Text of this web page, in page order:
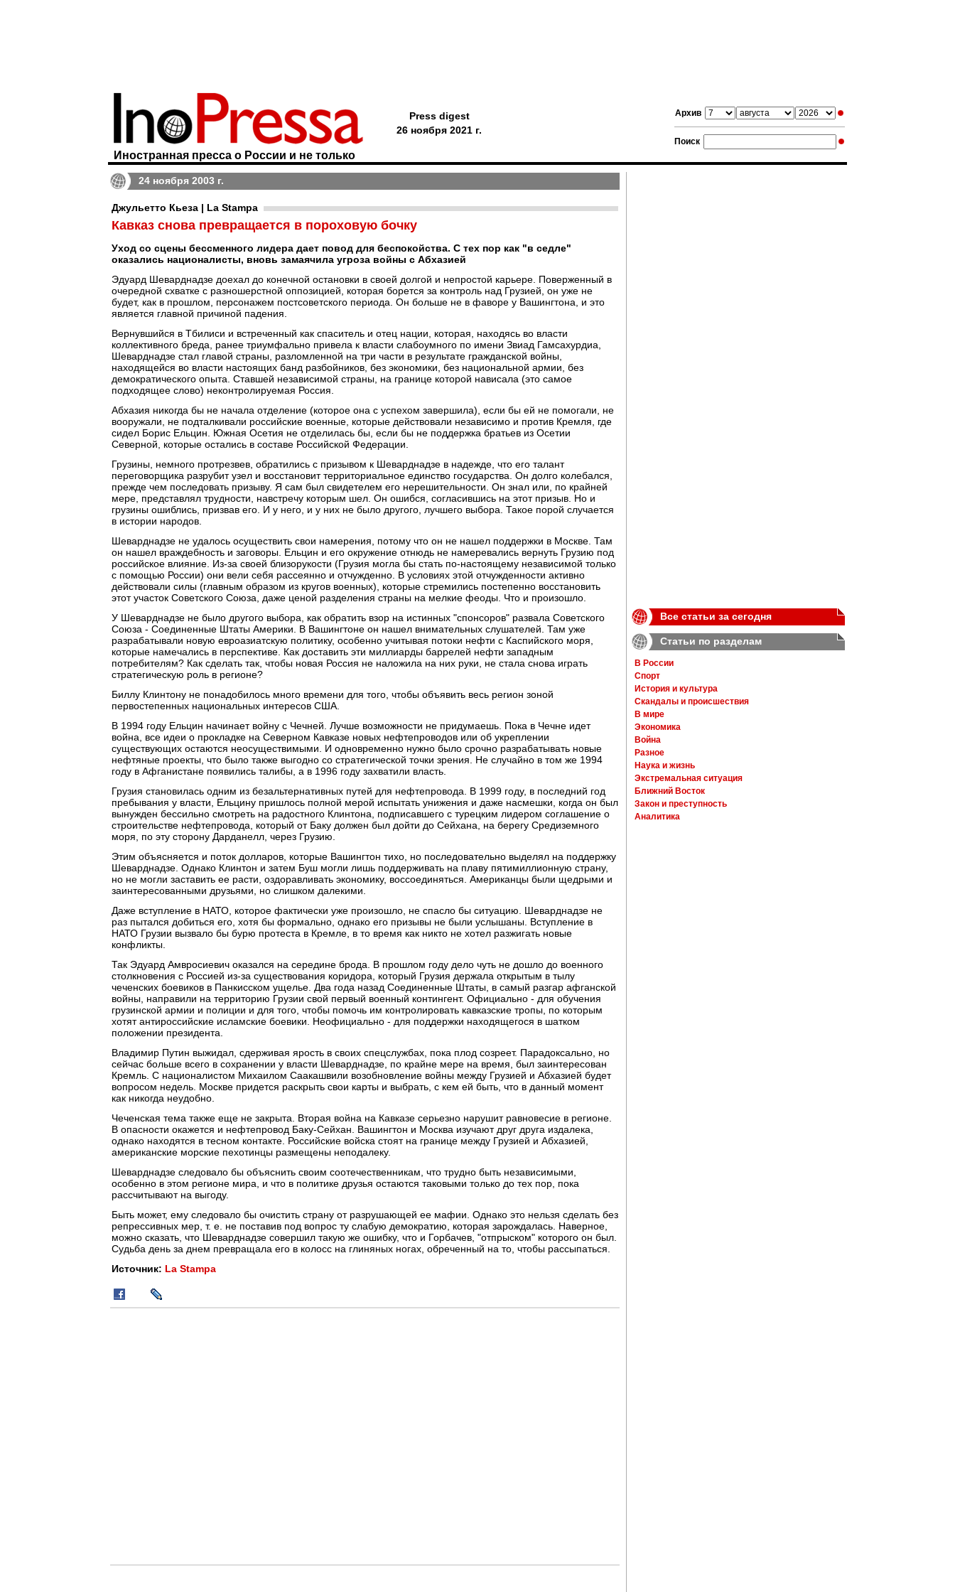
Архив
Поиск
Иностранная пресса о России и не только
Press digest
26 ноября 2021 г.
24 ноября 2003 г.
Джульетто Кьеза | La Stampa
Кавказ снова превращается в пороховую бочку
Уход со сцены бессменного лидера дает повод для беспокойства. С тех пор как "в седле"
оказались националисты, вновь замаячила угроза войны с Абхазией
Эдуард Шеварднадзе доехал до конечной остановки в своей долгой и непростой карьере. Поверженный в
очередной схватке с разношерстной оппозицией, которая борется за контроль над Грузией, он уже не
будет, как в прошлом, персонажем постсоветского периода. Он больше не в фаворе у Вашингтона, и это
является главной причиной падения.
Вернувшийся в Тбилиси и встреченный как спаситель и отец нации, которая, находясь во власти
коллективного бреда, ранее триумфально привела к власти слабоумного по имени Звиад Гамсахурдиа,
Шеварднадзе стал главой страны, разломленной на три части в результате гражданской войны,
находящейся во власти настоящих банд разбойников, без экономики, без национальной армии, без
демократического опыта. Ставшей независимой страны, на границе которой нависала (это самое
подходящее слово) неконтролируемая Россия.
Абхазия никогда бы не начала отделение (которое она с успехом завершила), если бы ей не помогали, не
вооружали, не подталкивали российские военные, которые действовали независимо и против Кремля, где
сидел Борис Ельцин. Южная Осетия не отделилась бы, если бы не поддержка братьев из Осетии
Северной, которые остались в составе Российской Федерации.
Грузины, немного протрезвев, обратились с призывом к Шеварднадзе в надежде, что его талант
переговорщика разрубит узел и восстановит территориальное единство государства. Он долго колебался,
прежде чем последовать призыву. Я сам был свидетелем его нерешительности. Он знал или, по крайней
мере, представлял трудности, навстречу которым шел. Он ошибся, согласившись на этот призыв. Но и
грузины ошиблись, призвав его. И у него, и у них не было другого, лучшего выбора. Такое порой случается
в истории народов.
Шеварднадзе не удалось осуществить свои намерения, потому что он не нашел поддержки в Москве. Там
он нашел враждебность и заговоры. Ельцин и его окружение отнюдь не намеревались вернуть Грузию под
российское влияние. Из-за своей близорукости (Грузия могла бы стать по-настоящему независимой только
с помощью России) они вели себя рассеянно и отчужденно. В условиях этой отчужденности активно
действовали силы (главным образом из кругов военных), которые стремились постепенно восстановить
этот участок Советского Союза, даже ценой разделения страны на мелкие феоды. Что и произошло.
У Шеварднадзе не было другого выбора, как обратить взор на истинных "спонсоров" развала Советского
Союза - Соединенные Штаты Америки. В Вашингтоне он нашел внимательных слушателей. Там уже
разрабатывали новую евроазиатскую политику, особенно учитывая потоки нефти с Каспийского моря,
которые намечались в перспективе. Как доставить эти миллиарды баррелей нефти западным
потребителям? Как сделать так, чтобы новая Россия не наложила на них руки, не стала снова играть
стратегическую роль в регионе?
Биллу Клинтону не понадобилось много времени для того, чтобы объявить весь регион зоной
первостепенных национальных интересов США.
В 1994 году Ельцин начинает войну с Чечней. Лучше возможности не придумаешь. Пока в Чечне идет
война, все идеи о прокладке на Северном Кавказе новых нефтепроводов или об укреплении
существующих остаются неосуществимыми. И одновременно нужно было срочно разрабатывать новые
нефтяные проекты, что было также выгодно со стратегической точки зрения. Не случайно в том же 1994
году в Афганистане появились талибы, а в 1996 году захватили власть.
Грузия становилась одним из безальтернативных путей для нефтепровода. В 1999 году, в последний год
пребывания у власти, Ельцину пришлось полной мерой испытать унижения и даже насмешки, когда он был
вынужден бессильно смотреть на радостного Клинтона, подписавшего с турецким лидером соглашение о
строительстве нефтепровода, который от Баку должен был дойти до Сейхана, на берегу Средиземного
моря, по эту сторону Дарданелл, через Грузию.
Этим объясняется и поток долларов, которые Вашингтон тихо, но последовательно выделял на поддержку
Шеварднадзе. Однако Клинтон и затем Буш могли лишь поддерживать на плаву пятимиллионную страну,
но не могли заставить ее расти, оздоравливать экономику, воссоединяться. Американцы были щедрыми и
заинтересованными друзьями, но слишком далекими.
Даже вступление в НАТО, которое фактически уже произошло, не спасло бы ситуацию. Шеварднадзе не
раз пытался добиться его, хотя бы формально, однако его призывы не были услышаны. Вступление в
НАТО Грузии вызвало бы бурю протеста в Кремле, в то время как никто не хотел разжигать новые
конфликты.
Так Эдуард Амвросиевич оказался на середине брода. В прошлом году дело чуть не дошло до военного
столкновения с Россией из-за существования коридора, который Грузия держала открытым в тылу
чеченских боевиков в Панкисском ущелье. Два года назад Соединенные Штаты, в самый разгар афганской
войны, направили на территорию Грузии свой первый военный контингент. Официально - для обучения
грузинской армии и полиции и для того, чтобы помочь им контролировать кавказские тропы, по которым
хотят антироссийские исламские боевики. Неофициально - для поддержки находящегося в шатком
положении президента.
Владимир Путин выжидал, сдерживая ярость в своих спецслужбах, пока плод созреет. Парадоксально, но
сейчас больше всего в сохранении у власти Шеварднадзе, по крайне мере на время, был заинтересован
Кремль. С националистом Михаилом Саакашвили возобновление войны между Грузией и Абхазией будет
вопросом недель. Москве придется раскрыть свои карты и выбрать, с кем ей быть, что в данный момент
как никогда неудобно.
Чеченская тема также еще не закрыта. Вторая война на Кавказе серьезно нарушит равновесие в регионе.
В опасности окажется и нефтепровод Баку-Сейхан. Вашингтон и Москва изучают друг друга издалека,
однако находятся в тесном контакте. Российские войска стоят на границе между Грузией и Абхазией,
американские морские пехотинцы размещены неподалеку.
Шеварднадзе следовало бы объяснить своим соотечественникам, что трудно быть независимыми,
особенно в этом регионе мира, и что в политике друзья остаются таковыми только до тех пор, пока
рассчитывают на выгоду.
Быть может, ему следовало бы очистить страну от разрушающей ее мафии. Однако это нельзя сделать без
репрессивных мер, т. е. не поставив под вопрос ту слабую демократию, которая зарождалась. Наверное,
можно сказать, что Шеварднадзе совершил такую же ошибку, что и Горбачев, "отпрыском" которого он был.
Судьба день за днем превращала его в колосс на глиняных ногах, обреченный на то, чтобы рассыпаться.
Источник: La Stampa
Все статьи за сегодня
Статьи по разделам
В России
Спорт
История и культура
Скандалы и происшествия
В мире
Экономика
Война
Разное
Наука и жизнь
Экстремальная ситуация
Ближний Восток
Закон и преступность
Аналитика